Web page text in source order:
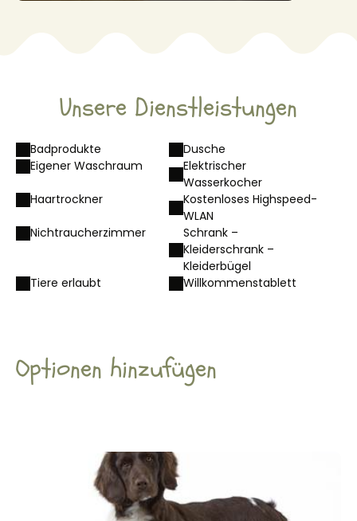
Unsere Dienstleistungen
Badprodukte
Dusche
Eigener Waschraum
Elektrischer
Wasserkocher
Haartrockner
Kostenloses Highspeed-
WLAN
Nichtraucherzimmer
Schrank –
Kleiderschrank –
Kleiderbügel
Tiere erlaubt
Willkommenstablett
Optionen hinzufügen